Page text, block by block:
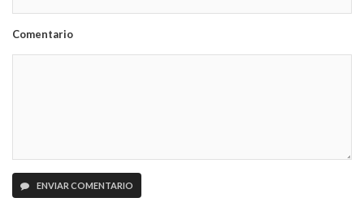
Comentario
ENVIAR COMENTARIO